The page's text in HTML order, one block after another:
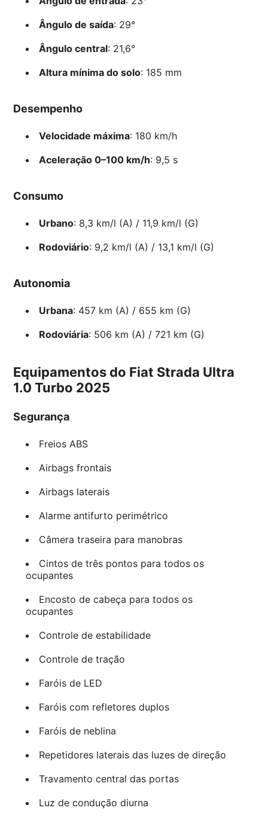
Ângulo de saída: 29°
Ângulo central: 21,6°
Altura mínima do solo: 185 mm
Desempenho
Velocidade máxima: 180 km/h
Aceleração 0–100 km/h: 9,5 s
Consumo
Urbano: 8,3 km/l (A) / 11,9 km/l (G)
Rodoviário: 9,2 km/l (A) / 13,1 km/l (G)
Autonomia
Urbana: 457 km (A) / 655 km (G)
Rodoviária: 506 km (A) / 721 km (G)
Equipamentos do Fiat Strada Ultra
1.0 Turbo 2025
Segurança
Freios ABS
Airbags frontais
Airbags laterais
Alarme antifurto perimétrico
Câmera traseira para manobras
Cintos de três pontos para todos os
ocupantes
Encosto de cabeça para todos os
ocupantes
Controle de estabilidade
Controle de tração
Faróis de LED
Faróis com refletores duplos
Faróis de neblina
Repetidores laterais das luzes de direção
Travamento central das portas
Luz de condução diurna